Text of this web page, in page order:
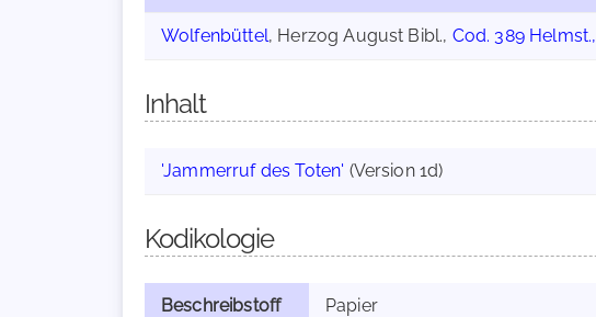
Wolfenbüttel, Herzog August Bibl., Cod. 389
Inhalt
'Jammerruf des Toten' (Version 1d)
Kodikologie
Beschreibstoff Papier